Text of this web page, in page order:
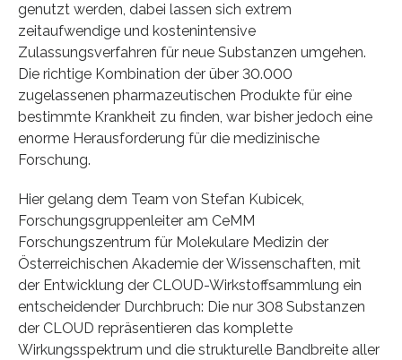
genutzt werden, dabei lassen sich extrem
zeitaufwendige und kostenintensive
Zulassungsverfahren für neue Substanzen umgehen.
Die richtige Kombination der über 30.000
zugelassenen pharmazeutischen Produkte für eine
bestimmte Krankheit zu finden, war bisher jedoch eine
enorme Herausforderung für die medizinische
Forschung.
Hier gelang dem Team von Stefan Kubicek,
Forschungsgruppenleiter am CeMM
Forschungszentrum für Molekulare Medizin der
Österreichischen Akademie der Wissenschaften, mit
der Entwicklung der CLOUD-Wirkstoffsammlung ein
entscheidender Durchbruch: Die nur 308 Substanzen
der CLOUD repräsentieren das komplette
Wirkungsspektrum und die strukturelle Bandbreite aller